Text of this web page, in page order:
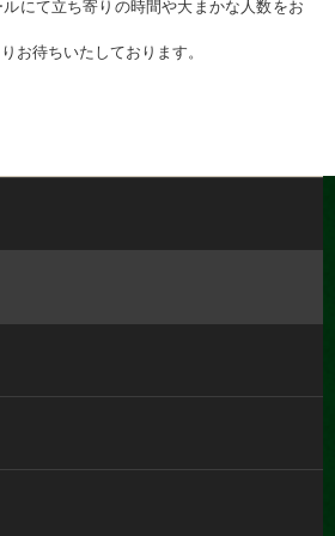
にて立ち寄りの時間や大まかな人数をお
お待ちいたしております。